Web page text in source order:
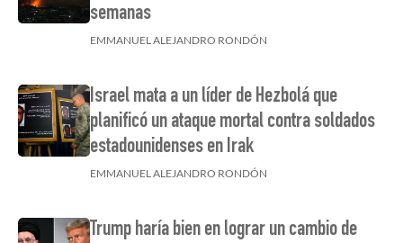
semanas
EMMANUEL ALEJANDRO RONDÓN
Israel mata a un líder de Hezbolá que
planificó un ataque mortal contra soldados
estadounidenses en Irak
EMMANUEL ALEJANDRO RONDÓN
Trump haría bien en lograr un cambio de